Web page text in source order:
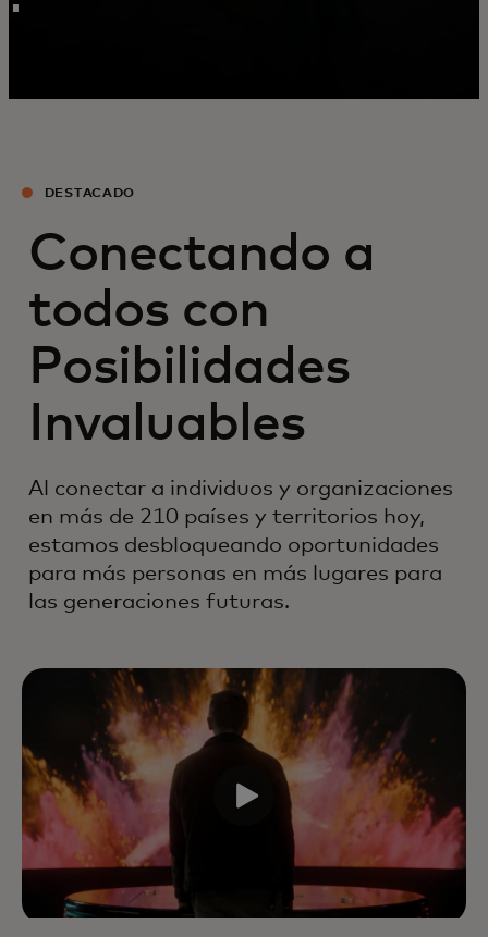
las personas.
DESTACADO
Conectando a
todos con
Posibilidades
Invaluables
Al conectar a individuos y organizaciones
en más de 210 países y territorios hoy,
estamos desbloqueando oportunidades
para más personas en más lugares para
las generaciones futuras.